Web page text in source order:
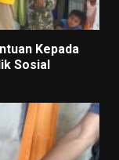
Kepada
Sosial